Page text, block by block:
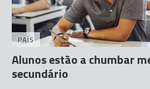
PAÍS
Alunos estão a chumbar
secundário